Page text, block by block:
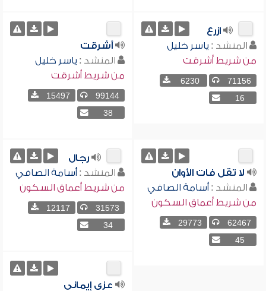
ازرع
المنشد : ياسر خليل
من شريط أشرقت
71156
6230
16
أشرقت
المنشد : ياسر خليل
من شريط أشرقت
99144
15497
38
لا تقل فات الأوان
المنشد :أسامة الصافي
من شريط أعماق السكون
62467
29773
45
رجال
المنشد :أسامة الصافي
من شريط أعماق السكون
31573
12117
34
عزي إيماني